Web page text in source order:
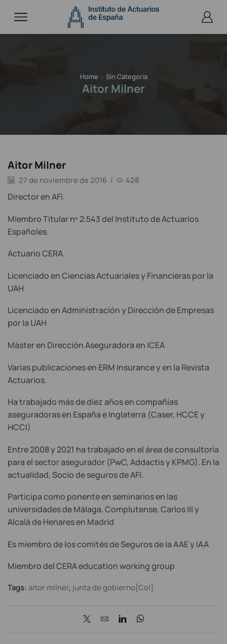
Home Sin Categoría
Aitor Milner
Aitor Milner
27 de noviembre de 2016 / 428
Director en AFI.
Miembro Titular nº 2.543 del Instituto de Actuarios
Españoles.
Actuario CERA.
Licenciado en Ciencias Actuariales y Financieras por la
UAH
Licenciado en Administración y Dirección de Empresas
por la UAH
Máster en Dirección Aseguradora en ICEA
Varias publicaciones en ERM Insurance y en la Revista
Actuarios.
Ha trabajado más de diez años en compañías
aseguradoras en España e Inglaterra (Caser, HCCE y
HCCI)
Entre 2008 y 2021 ha trabajado en el área de consultoría
para el sector asegurador (PwC, Addactis y KPMG). En la
actualidad, Socio de seguros de AFI.
Participa como ponente en seminarios en las
universidades de Málaga, Complutense, Carlos III y
Alcalá de Henares en Madrid
Es miembro de los comités de Seguros de la AAE y IAA
Miembro del CERA education working group
Tags: aitor milner, junta de gobierno[Col]